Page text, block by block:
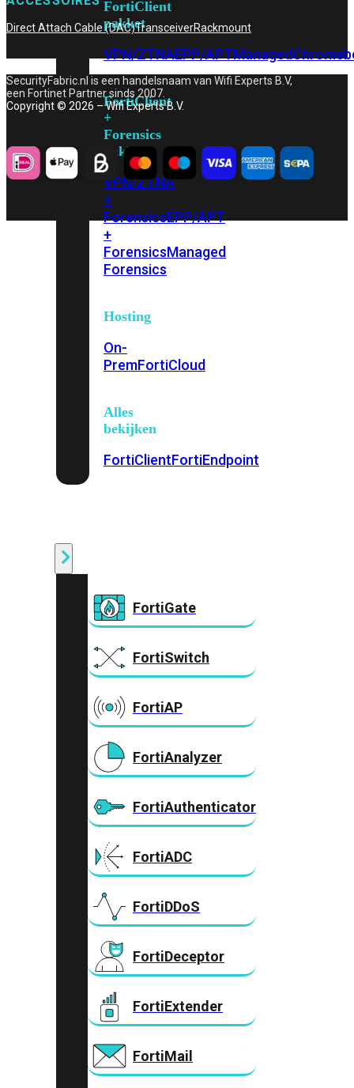
FortiClient
pakket
VPN/ZTNAEPP/APTManaged
FortiClient
+
Forensics
pakket
VPN/ZTNA
+
ForensicsEPP/APT
+
ForensicsManaged
Forensics
Hosting
On-
PremFortiCloud
Alles
bekijken
FortiClientFortiEndpoint
FortiGate
FortiSwitch
FortiAP
FortiAnalyzer
FortiAuthenticator
FortiADC
FortiDDoS
FortiDeceptor
FortiExtender
FortiMail
Direct Attach Cable (DAC)TransceiverRackmount
SecurityFabric.nl is een handelsnaam van Wifi Experts B.V,
een Fortinet Partner sinds 2007.
Copyright © 2026 – Wifi Experts B.V.